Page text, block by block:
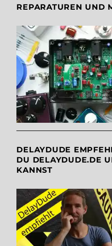
REPARATUREN UND
DELAYDUDE
DU DELAYDUDE.DE
KANNST